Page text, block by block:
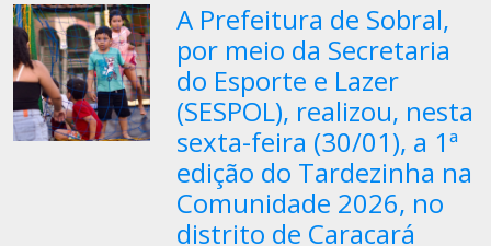
A Prefeitura de Sobral,
por meio da Secretaria
do Esporte e Lazer
(SESPOL), realizou, nesta
sexta-feira (30/01), a 1ª
edição do Tardezinha na
Comunidade 2026, no
distrito de Caracará